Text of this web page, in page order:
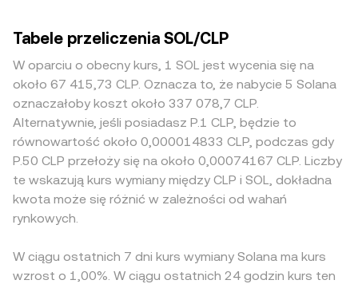
Tabele przeliczenia SOL/CLP
W oparciu o obecny kurs, 1 SOL jest wycenia się na
około 67 415,73 CLP. Oznacza to, że nabycie 5 Solana
oznaczałoby koszt około 337 078,7 CLP.
Alternatywnie, jeśli posiadasz P.1 CLP, będzie to
równowartość około 0,000014833 CLP, podczas gdy
P.50 CLP przełoży się na około 0,00074167 CLP. Liczby
te wskazują kurs wymiany między CLP i SOL, dokładna
kwota może się różnić w zależności od wahań
rynkowych.
W ciągu ostatnich 7 dni kurs wymiany Solana ma kurs
wzrost o 1,00%. W ciągu ostatnich 24 godzin kurs ten